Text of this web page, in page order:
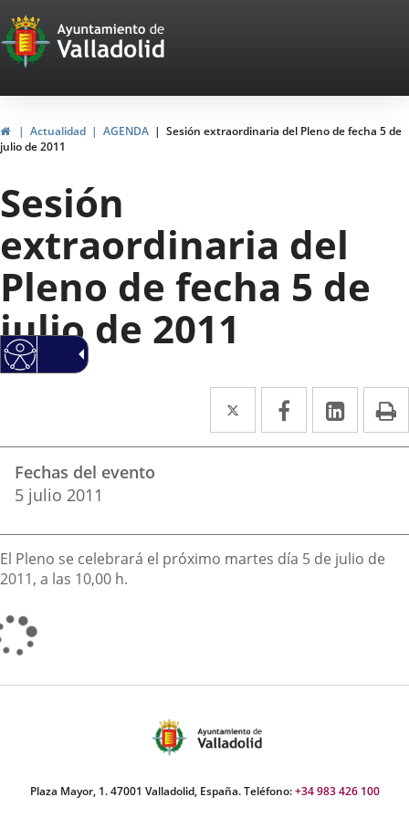
Portal
Web
del
Ayuntamiento
de
Valladolid
InicioActualidad AGENDA
Sesión extraordinaria del Pleno de fecha 5 de
julio de 2011
Sesión
extraordinaria del
Pleno de fecha 5 de
julio de 2011
Twitter
Enlace
a
externa.
Facebook
Enlace
a
externa.
Enlace
a
del
evento
Fechas del evento
5 julio 2011
Descripción
El Pleno se celebrará el próximo martes día 5 de julio de
2011, a las 10,00 h.
Plaza Mayor, 1. 47001 Valladolid, España. Teléfono:+34 983 426 100